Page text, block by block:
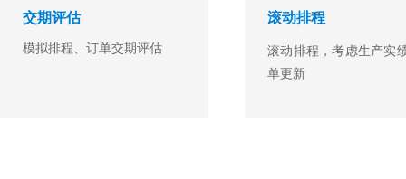
滚动排程
滚动排程，考虑生产实
单更新​
交期评估
模拟排程、订单交期评估​